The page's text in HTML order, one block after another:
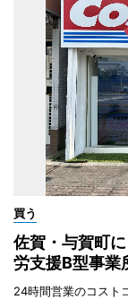
買う
佐賀・与賀町
労支援B型事業
24時間営業のコスト